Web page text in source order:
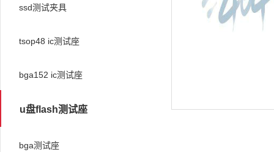
ssd测试夹具
tsop48 ic测试座
bga152 ic测试座
u盘flash测试座
bga测试座